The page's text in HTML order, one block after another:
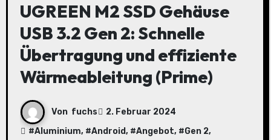
UGREEN M2 SSD Gehäuse
USB 3.2 Gen 2: Schnelle
Übertragung und effiziente
Wärmeableitung (Prime)
Von fuchs
2. Februar 2024
#Aluminium, #Android, #Angebot, #Gen 2,